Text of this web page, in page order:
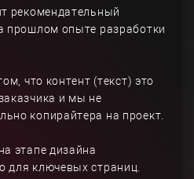
рекомендательный
прошлом опыте разработки
что контент (текст) это
и мы не
копирайтера на проект.
этапе дизайна
для ключевых страниц.